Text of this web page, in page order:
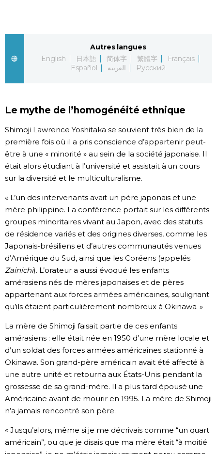
Autres langues
English
日本語 简体字 繁體字
Français
Español
العربية Русский
Le mythe de l’homogénéité ethnique
Shimoji Lawrence Yoshitaka se souvient très bien de la
première fois où il a pris conscience d’appartenir peut-
être à une « minorité » au sein de la société japonaise. Il
était alors étudiant à l’université et assistait à un cours
sur la diversité et le multiculturalisme.
« L’un des intervenants avait un père japonais et une
mère philippine. La conférence portait sur les différents
groupes minoritaires vivant au Japon, avec des statuts
de résidence variés et des origines diverses, comme les
Japonais-brésiliens et d’autres communautés venues
d’Amérique du Sud, ainsi que les Coréens (appelés
Zainichi). L’orateur a aussi évoqué les enfants
amérasiens nés de mères japonaises et de pères
appartenant aux forces armées américaines, soulignant
qu’ils étaient particulièrement nombreux à Okinawa. »
La mère de Shimoji faisait partie de ces enfants
amérasiens : elle était née en 1950 d’une mère locale et
d’un soldat des forces armées américaines stationné à
Okinawa. Son grand-père américain avait été affecté à
une autre unité et retourna aux États-Unis pendant la
grossesse de sa grand-mère. Il a plus tard épousé une
Américaine avant de mourir en 1995. La mère de Shimoji
n’a jamais rencontré son père.
« Jusqu’alors, même si je me décrivais comme “un quart
américain”, ou que je disais que ma mère était “à moitié